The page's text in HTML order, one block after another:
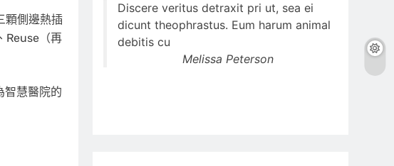
顆側邊熱插
Reuse（再
智慧醫院的
Discere veritus detraxit pri ut, sea ei
dicunt theophrastus. Eum harum animal
debitis cu
Melissa Peterson